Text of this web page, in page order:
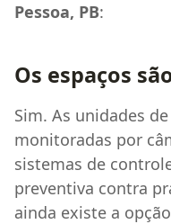
Pessoa, PB:
Os espaços
Sim. As unidades
monitoradas por
sistemas de
preventiva contra
ainda existe a